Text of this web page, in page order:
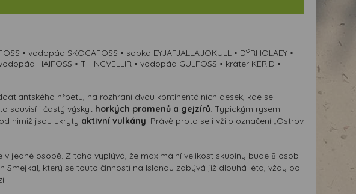
• vodopád SKOGAFOSS • sopka EYJAFJALLAJÖKULL • DÝRHOLAEY •
HAIFOSS • THINGVELLIR • vodopád GULFOSS • kráter KERID •
hřbetu, na rozhraní dvou kontinentálních desek, kde se
souvisí i častý výskyt horkých pramenů a gejzírů. Typickým rysem
nimiž jsou ukryty aktivní vulkány. Právě proto se i vžilo označení „Ostrov
jedné osobě. Z toho vyplývá, že maximální velikost skupiny bude 8 osob
který se touto činností na Islandu zabývá již dlouhá léta, vždy po